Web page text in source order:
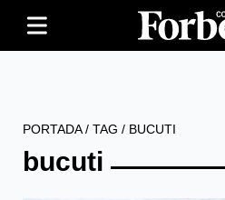
PORTADA/ TAG / BUCUTI
bucuti